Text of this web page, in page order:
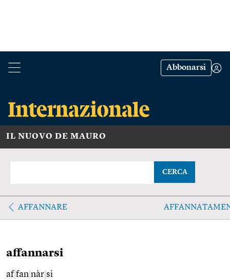
Abbonarsi
IL NUOVO DE MAURO
CERCA
AFFANNARE
affannarsi
af|fan nàr si